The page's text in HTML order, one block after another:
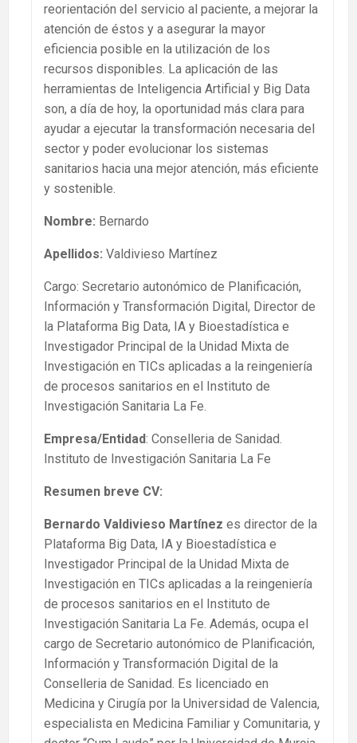
reorientación del servicio al paciente, a mejorar la
atención de éstos y a asegurar la mayor
eficiencia posible en la utilización de los
recursos disponibles. La aplicación de las
herramientas de Inteligencia Artificial y Big Data
son, a día de hoy, la oportunidad más clara para
ayudar a ejecutar la transformación necesaria del
sector y poder evolucionar los sistemas
sanitarios hacia una mejor atención, más eficiente
y sostenible.
Nombre: Bernardo
Apellidos: Valdivieso Martínez
Cargo: Secretario autonómico de Planificación,
Información y Transformación Digital, Director de
la Plataforma Big Data, IA y Bioestadística e
Investigador Principal de la Unidad Mixta de
Investigación en TICs aplicadas a la reingeniería
de procesos sanitarios en el Instituto de
Investigación Sanitaria La Fe.
Empresa/Entidad: Conselleria de Sanidad.
Instituto de Investigación Sanitaria La Fe
Resumen breve CV:
Bernardo Valdivieso Martínez es director de la
Plataforma Big Data, IA y Bioestadística e
Investigador Principal de la Unidad Mixta de
Investigación en TICs aplicadas a la reingeniería
de procesos sanitarios en el Instituto de
Investigación Sanitaria La Fe. Además, ocupa el
cargo de Secretario autonómico de Planificación,
Información y Transformación Digital de la
Conselleria de Sanidad. Es licenciado en
Medicina y Cirugía por la Universidad de Valencia,
especialista en Medicina Familiar y Comunitaria, y